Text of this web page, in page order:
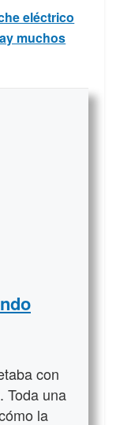
eléctrico
muchos
con
Toda una
la